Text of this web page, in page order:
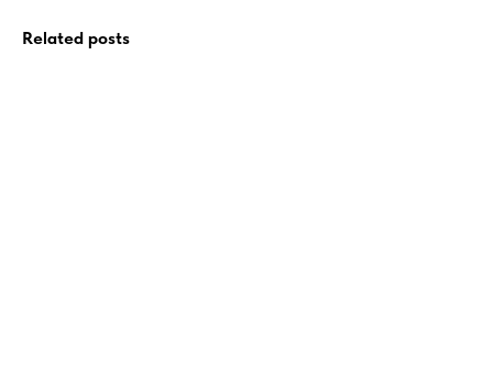
Related posts